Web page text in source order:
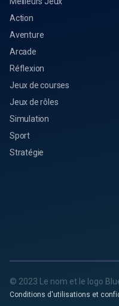
Action
Aventure
Arcade
Réflexion
Jeux de courses
Jeux de rôles
Simulation
Sport
Stratégie
© 2023 Le nom et le logo
Conditions d'utilisations et